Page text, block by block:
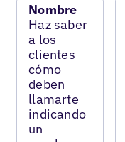
Nombre
Haz saber
a los
clientes
cómo
deben
llamarte
indicando
un